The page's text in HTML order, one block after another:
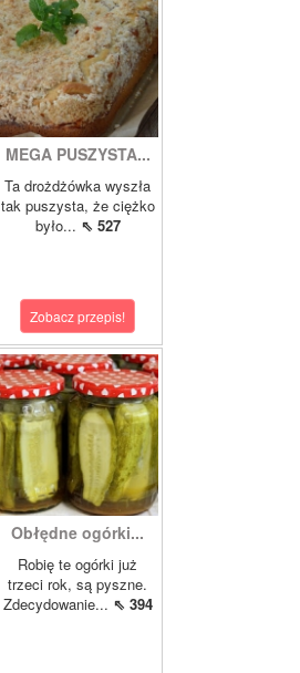
MEGA PUSZYSTA...
Ta drożdżówka wyszła
tak puszysta, że ciężko
było... ⇖ 527
Zobacz przepis!
Obłędne ogórki...
Robię te ogórki już
trzeci rok, są pyszne.
Zdecydowanie... ⇖ 394